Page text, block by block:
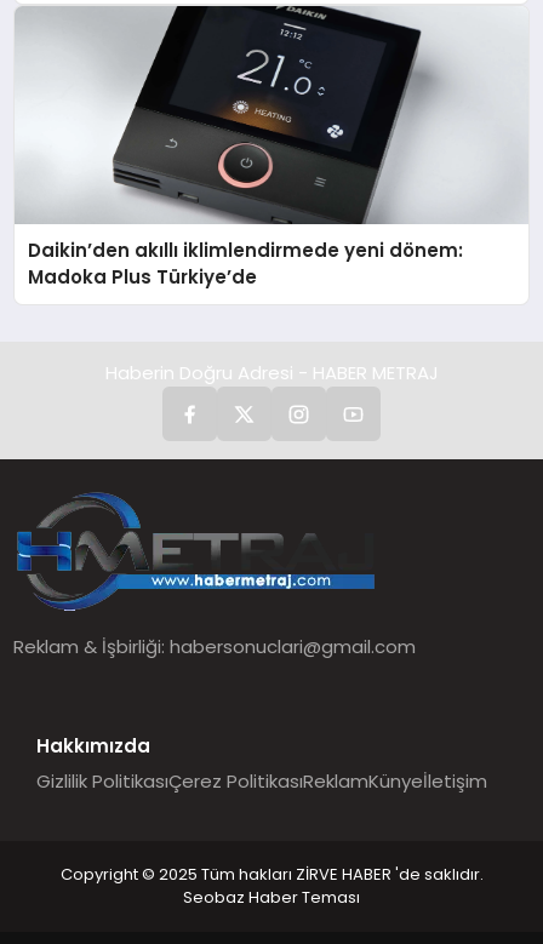
Daikin’den akıllı iklimlendirmede yeni dönem:
Madoka Plus Türkiye’de
Haberin Doğru Adresi - HABER METRAJ
Reklam & İşbirliği:habersonuclari@gmail.com
Hakkımızda
Gizlilik PolitikasıÇerez PolitikasıReklamKünyeİletişim
Copyright © 2025 Tüm hakları ZİRVE HABER 'de saklıdır.
Seobaz Haber Teması